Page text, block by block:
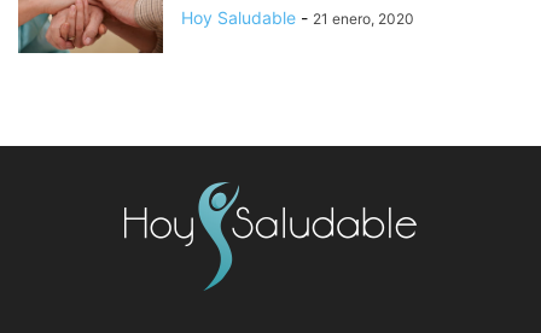
Hoy Saludable - 21 enero, 2020